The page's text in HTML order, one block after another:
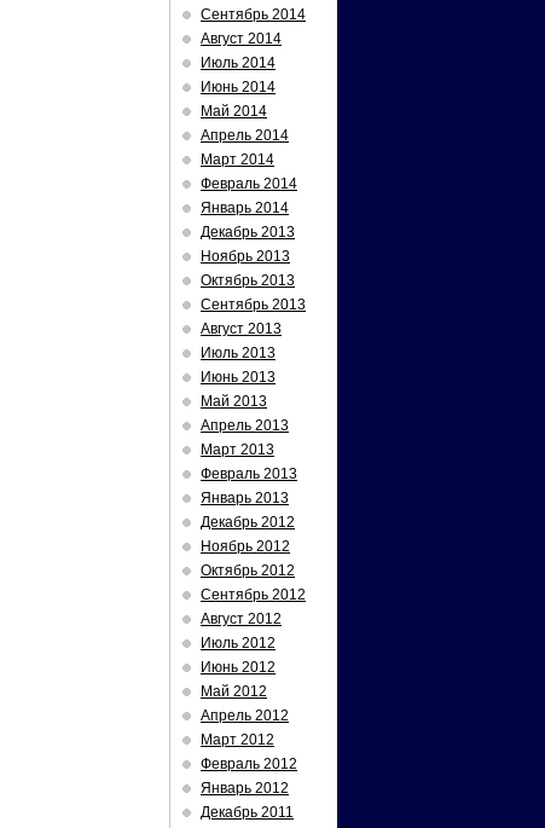
Сентябрь 2014
Август 2014
Июль 2014
Июнь 2014
Май 2014
Апрель 2014
Март 2014
Февраль 2014
Январь 2014
Декабрь 2013
Ноябрь 2013
Октябрь 2013
Сентябрь 2013
Август 2013
Июль 2013
Июнь 2013
Май 2013
Апрель 2013
Март 2013
Февраль 2013
Январь 2013
Декабрь 2012
Ноябрь 2012
Октябрь 2012
Сентябрь 2012
Август 2012
Июль 2012
Июнь 2012
Май 2012
Апрель 2012
Март 2012
Февраль 2012
Январь 2012
Декабрь 2011